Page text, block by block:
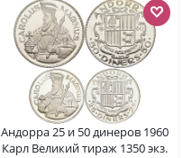
Андорра 25 и 50 динеров 1960
Карл Великий тираж 1350 экз.